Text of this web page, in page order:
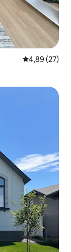
Просечна
4,89 (27)